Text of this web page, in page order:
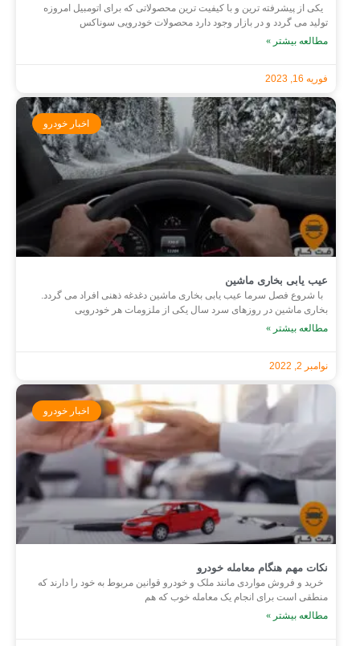
یکی از پیشرفته ترین و با کیفیت ترین محصولاتی که برای اتومبیل امروزه
تولید می گردد و در بازار وجود دارد محصولات خودرویی سوناکس
مطالعه بیشتر »
فوریه 16, 2023
اخبار خودرو
عیب یابی بخاری ماشین
با شروع فصل سرما عیب یابی بخاری ماشین دغدغه ذهنی افراد می گردد.
بخاری ماشین در روزهای سرد سال یکی از ملزومات هر خودرویی
مطالعه بیشتر »
نوامبر 2, 2022
اخبار خودرو
نکات مهم هنگام معامله خودرو
خرید و فروش مواردی مانند ملک و خودرو قوانین مربوط به خود را دارند که
منطقی است برای انجام یک معامله خوب که هم
مطالعه بیشتر »